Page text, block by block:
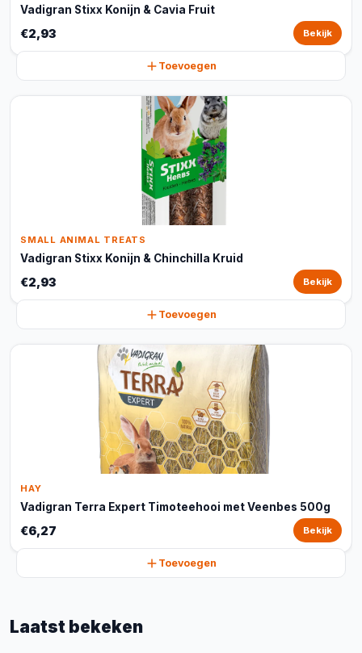
Vadigran Stixx Konijn & Cavia Fruit
€2,93 Bekijk
Toevoegen
SMALL ANIMAL TREATS
Vadigran Stixx Konijn & Chinchilla Kruid
€2,93 Bekijk
Toevoegen
HAY
Vadigran Terra Expert Timoteehooi met Veenbes 500g
€6,27 Bekijk
Toevoegen
Laatst bekeken